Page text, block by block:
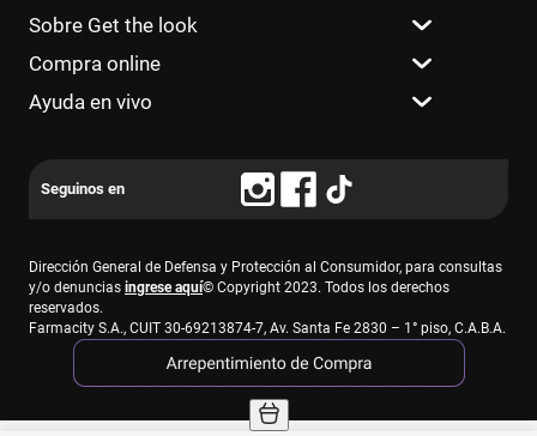
Sobre Get the look
Compra online
Ayuda en vivo
Dirección General de Defensa y Protección al Consumidor, para consultas
y/o denuncias ingrese aquí© Copyright 2023. Todos los derechos
reservados.
Farmacity S.A., CUIT 30-69213874-7, Av. Santa Fe 2830 – 1° piso, C.A.B.A.